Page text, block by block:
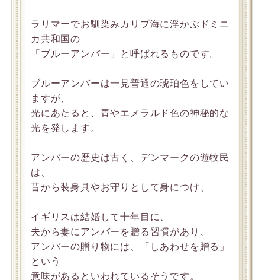
ラリマーでお馴染みカリブ海に浮かぶドミニ
カ共和国の
「ブルーアンバー」と呼ばれるものです。
ブルーアンバーは一見普通の琥珀色をしてい
ますが、
光にあたると、青やエメラルド色の神秘的な
光を発します。
アンバーの歴史は古く、デンマークの遊牧民
は、
昔から装身具やお守りとして身につけ、
イギリスは結婚して十年目に、
夫から妻にアンバーを贈る習慣があり、
アンバーの贈り物には、「しあわせを贈る」
という
意味があるといわれているそうです。